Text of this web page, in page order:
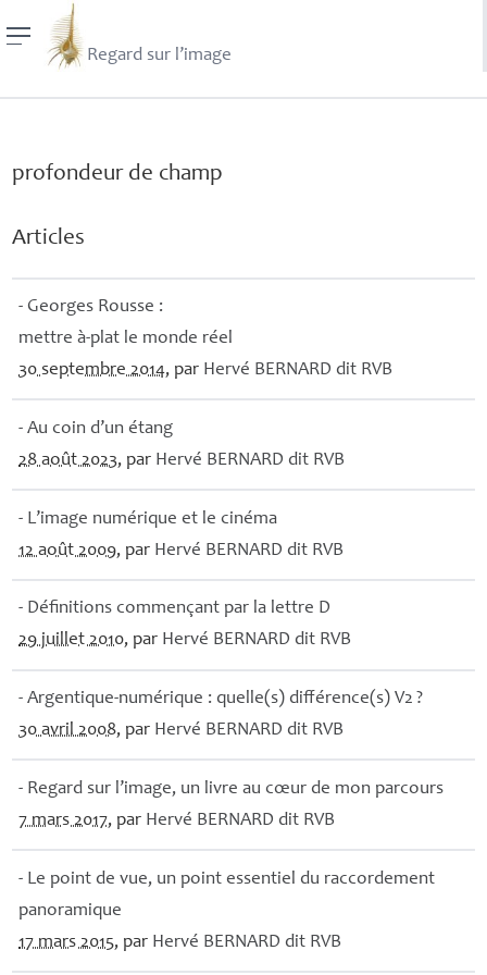
Regard sur l’image
profondeur de champ
Articles
- Georges Rousse :
mettre à-plat le monde réel
30 septembre 2014, par Hervé BERNARD dit RVB
- Au coin d’un étang
28 août 2023, par Hervé BERNARD dit RVB
- L’image numérique et le cinéma
12 août 2009, par Hervé BERNARD dit RVB
- Définitions commençant par la lettre D
29 juillet 2010, par Hervé BERNARD dit RVB
- Argentique-numérique : quelle(s) différence(s) V2 ?
30 avril 2008, par Hervé BERNARD dit RVB
- Regard sur l’image, un livre au cœur de mon parcours
7 mars 2017, par Hervé BERNARD dit RVB
- Le point de vue, un point essentiel du raccordement
panoramique
17 mars 2015, par Hervé BERNARD dit RVB